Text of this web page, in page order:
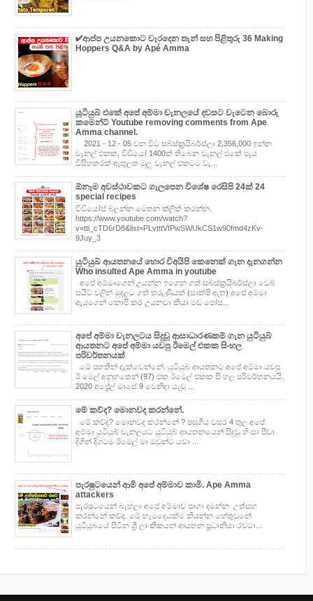
✔‍ආප්ප උයනකොට වැරදෙන තැන් සහ පිළිතුරු 36 Making
Hoppers Q&A by Apé Amma
යූටියුබ් එකේ අපේ අම්මා චැනලයේ දවසට වැටෙන බොරු
කමෙන්ට් Youtube removing comments from Ape
Amma channel.
2021 - 12 - 05 වන විට සබ්ස්ක්‍රයිබර්ස්ලා 2,356,000 ඉන්න
චැනල් එකක, වීඩියෝ 1400ක් තිබෙන චැනල් එකේ පැය
විසිහතරක් ඇතුලත මුලු චැනල් එකටම වැ...
ඕනෑම අවස්ථාවකට ගැලපෙන විශේෂ රෙසිපි 24ක් 24
special recipes
වීඩියෝස් බලන්න මෙතන ක්ලික් කරන්න.
https://www.youtube.com/watch?
v=tti_cTD6rD8&list=PLvtttVIPwSWUkCS1w90fmd4zKv-
9Juy_3
යුටියුබ් ආයතනයේ හොර විඅයිපි කෙනෙක් ගැන දැනගන්න
Who insulted Ape Amma in youtube
අපේ අම්මාගෙන් උයන්න ඉගෙන ගත් සබ්ස්ක්‍රයිබර්ස්ලා වෙබ්
සයිට් වලින් මුදලට ගත් තරුණියක් (සාක්ෂි ඇත) අපේ අම්මා
ඇයගෙන් කොපි කර උයනවා කියා මඩ පෝස...
අපේ අම්මා චැනලටය සිදුවූ ආසාධාරණකම් ගැන යුටියුබ්
ආයතනට අපේ අම්මා යවපු ඊමෙල් එකක සිංහල
පරිවර්තනයක්
මේ පහතින් දැක්වෙන්නේ. යුටියුබ් ආයතනට අපේ අම්මා යවපු
ඊ මෙල් අනුහතෙන් (97) එක ඊමෙල් එකක සිංහල පරිවර්තනයයි.
2020 අප්‍රේල් මාසේ 9 වෙනිදා යැවූ ...
මේ කව්ද? මොනවද කරන්නේ.
මේ කව්ද? මොනවද කරන්නේ ? පසුගිය වසර 4 තුල අපේ
අම්මා යුටියුබ් චැනලයට යුටියුබ් ආයතනයෙන් සිදුවූ හිංසා පීඩා
දිගින් දිගටම ඊමෙල් මා ඔවුන්ට යවා ...
පැරෂුටයෙන් ආමි අපේ අම්මාව කාමි. Ape Amma
attackers
පැරෂුටයෙන් බැහලා අපේ අම්මාව පාගා දමන්න උත්සහ
කරන්නේ කව්ද. මේ හැමදෙයක්ම කියන්න හේතුවුනේ
යුටියුබයේ සිටින ශ්‍රී ලාංකිකයන් ආයතන ප්‍රධානියා රවටා...